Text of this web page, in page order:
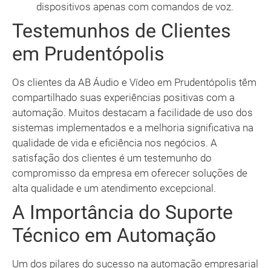
dispositivos apenas com comandos de voz.
Testemunhos de Clientes
em Prudentópolis
Os clientes da AB Áudio e Vídeo em Prudentópolis têm
compartilhado suas experiências positivas com a
automação. Muitos destacam a facilidade de uso dos
sistemas implementados e a melhoria significativa na
qualidade de vida e eficiência nos negócios. A
satisfação dos clientes é um testemunho do
compromisso da empresa em oferecer soluções de
alta qualidade e um atendimento excepcional.
A Importância do Suporte
Técnico em Automação
Um dos pilares do sucesso na automação empresarial